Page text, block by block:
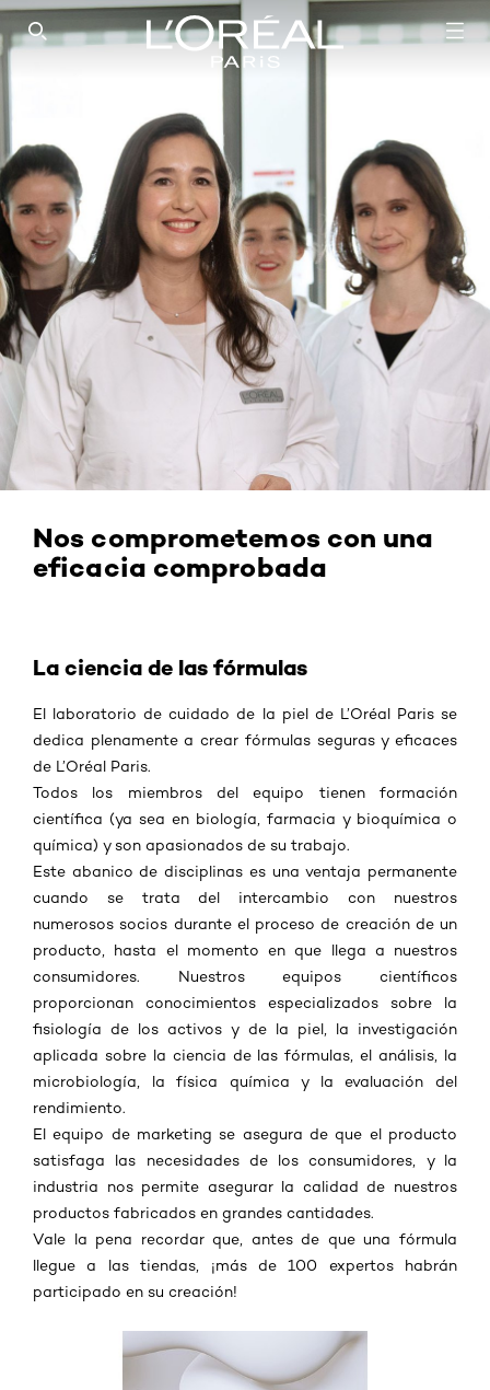
SEARCH THIS SITE
Nos comprometemos con una
eficacia comprobada
La ciencia de las fórmulas
El laboratorio de cuidado de la piel de L’Oréal Paris se
dedica plenamente a crear fórmulas seguras y eficaces
de L’Oréal Paris.
Todos los miembros del equipo tienen formación
científica (ya sea en biología, farmacia y bioquímica o
química) y son apasionados de su trabajo.
Este abanico de disciplinas es una ventaja permanente
cuando se trata del intercambio con nuestros
numerosos socios durante el proceso de creación de un
producto, hasta el momento en que llega a nuestros
consumidores. Nuestros equipos científicos
proporcionan conocimientos especializados sobre la
fisiología de los activos y de la piel, la investigación
aplicada sobre la ciencia de las fórmulas, el análisis, la
microbiología, la física química y la evaluación del
rendimiento.
El equipo de marketing se asegura de que el producto
satisfaga las necesidades de los consumidores, y la
industria nos permite asegurar la calidad de nuestros
productos fabricados en grandes cantidades.
Vale la pena recordar que, antes de que una fórmula
llegue a las tiendas, ¡más de 100 expertos habrán
participado en su creación!